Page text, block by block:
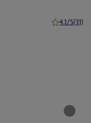
4.1/5(31)